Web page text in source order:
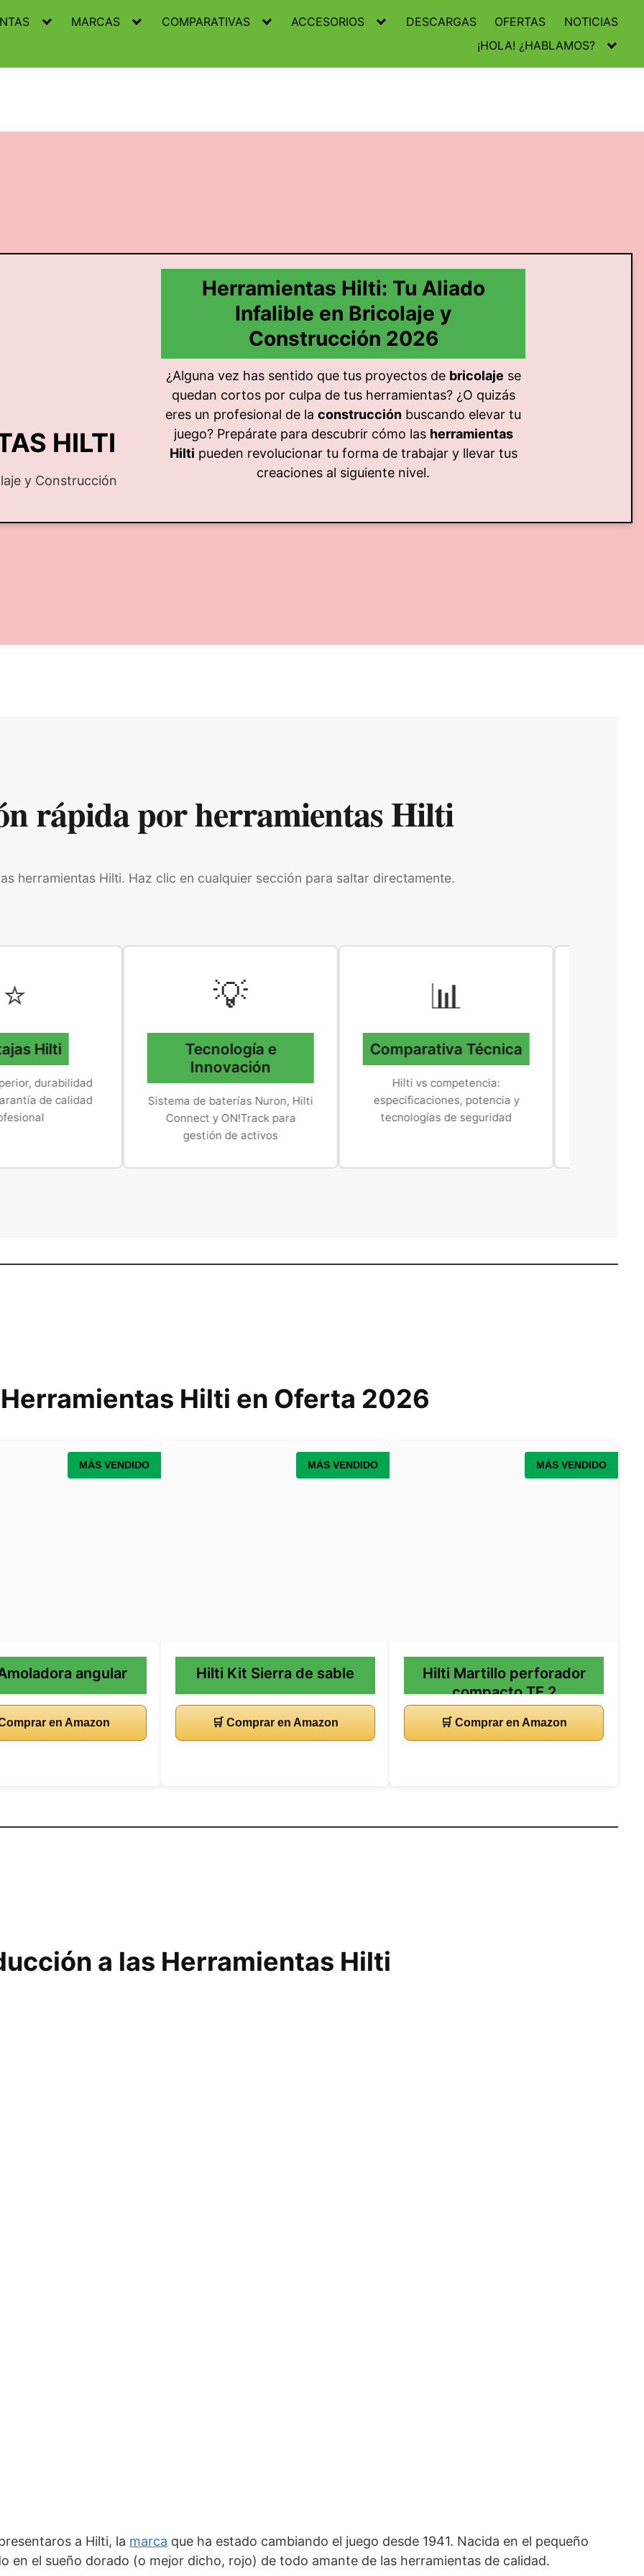
MARCAS COMPARATIVAS ACCESORIOS DESCARGAS OFERTAS
NOTICIAS
¡HOLA! ¿HABLAMOS?
HILTI
y Construcción
Herramientas Hilti: Tu Aliado
Infalible en Bricolaje y
Construcción 2026
¿Alguna vez has sentido que tus proyectos de bricolaje se
quedan cortos por culpa de tus herramientas? ¿O quizás
eres un profesional de laconstrucción buscando elevar tu
juego? Prepárate para descubrir cómo las herramientas
Hilti pueden revolucionar tu forma de trabajar y llevar tus
creaciones al siguiente nivel.
rápida por herramientas Hilti
herramientas Hilti. Haz clic en cualquier sección para saltar directamente.
calidad
Tecnología e
Innovación
Sistema de baterías Nuron, Hilti
Connect y ON!Track para
gestión de activos
Comparativa Técnica
Hilti vs competencia:
especificaciones, potencia y
tecnologías de seguridad
Hilti en Oferta 2026
MÁS VENDIDO
angular
en Amazon
MÁS VENDIDO
Hilti Kit Sierra de sable
🛒 Comprar en Amazon
MÁS VENDIDO
Hilti Martillo perforador
compacto TE 2
🛒 Comprar en Amazon
a las Herramientas Hilti
a Hilti, la marca que ha estado cambiando el juego desde 1941. Nacida en el pequeño
en el sueño dorado (o mejor dicho, rojo) de todo amante de las herramientas de calidad.